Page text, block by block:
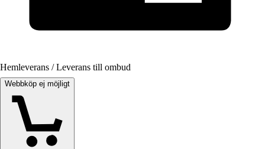
Hemleverans / Leverans till ombud
Webbköp ej möjligt